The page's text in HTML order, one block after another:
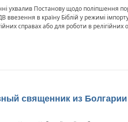
ухвалив Постанову щодо поліпшення
в країну Біблій у режимі
справах або для роботи в релігійних
священник из